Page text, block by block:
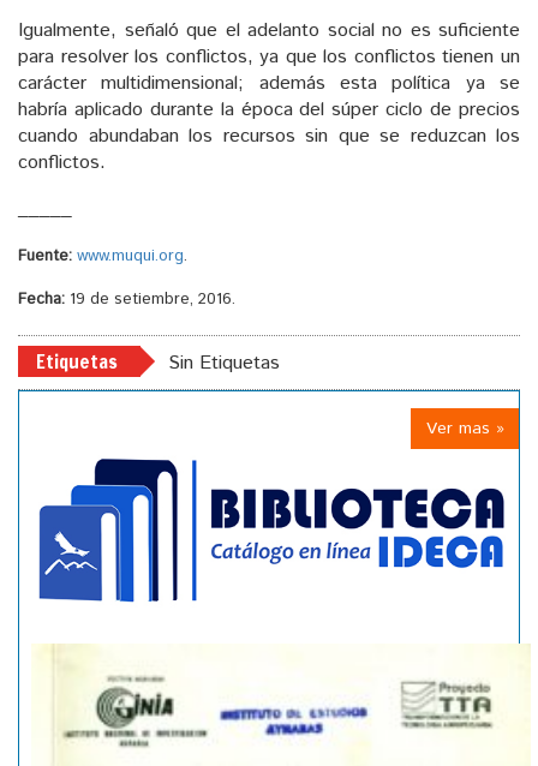
Igualmente, señaló que el adelanto social no es suficiente
para resolver los conflictos, ya que los conflictos tienen un
carácter multidimensional; además esta política ya se
habría aplicado durante la época del súper ciclo de precios
cuando abundaban los recursos sin que se reduzcan los
conflictos.
Fuente: www.muqui.org.
Fecha: 19 de setiembre, 2016.
Etiquetas Sin Etiquetas
Ver mas »